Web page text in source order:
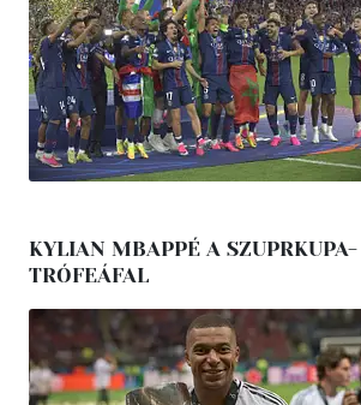
KYLIAN MBAPPÉ A SZUPRKUPA-
TRÓFEÁFAL